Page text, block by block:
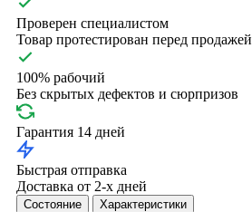
Проверен специалистом
Товар протестирован перед продажей
100% рабочий
Без скрытых дефектов и сюрпризов
Гарантия 14 дней
Быстрая отправка
Доставка от 2-х дней
Состояние Характеристики